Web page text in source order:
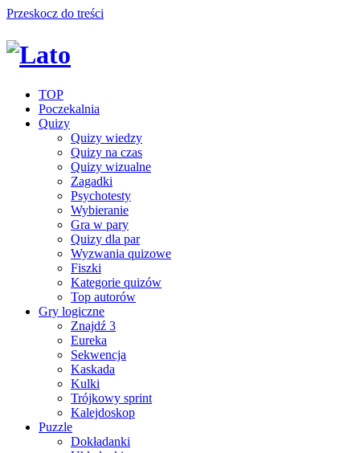
Przeskocz do treści
TOP
Poczekalnia
Quizy
Quizy wiedzy
Quizy na czas
Quizy wizualne
Zagadki
Psychotesty
Wybieranie
Gra w pary
Quizy dla par
Wyzwania quizowe
Fiszki
Kategorie quizów
Top autorów
Gry logiczne
Znajdź 3
Eureka
Sekwencja
Kaskada
Kulki
Trójkowy sprint
Kalejdoskop
Puzzle
Dokładanki